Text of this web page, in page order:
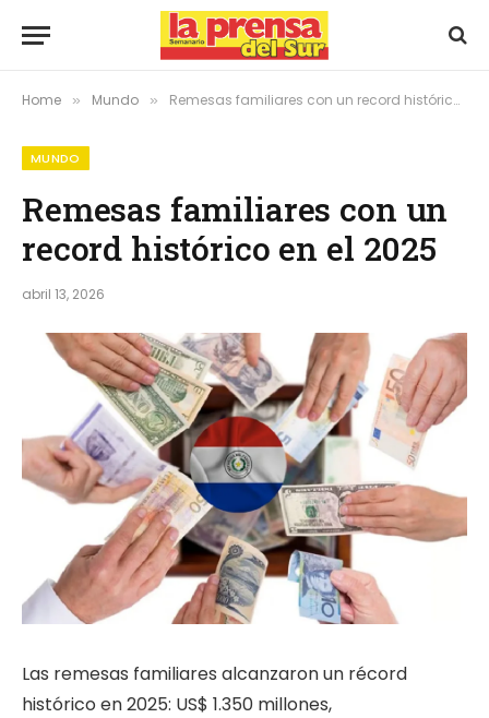
Home » Mundo » Remesas familiares con un record histórico en el 2025
MUNDO
Remesas familiares con un
record histórico en el 2025
abril 13, 2026
Las remesas familiares alcanzaron un récord
histórico en 2025: US$ 1.350 millones,